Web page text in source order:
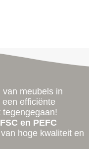
van meubels in
efficiënte
FSC en PEFC
hoge kwaliteit en